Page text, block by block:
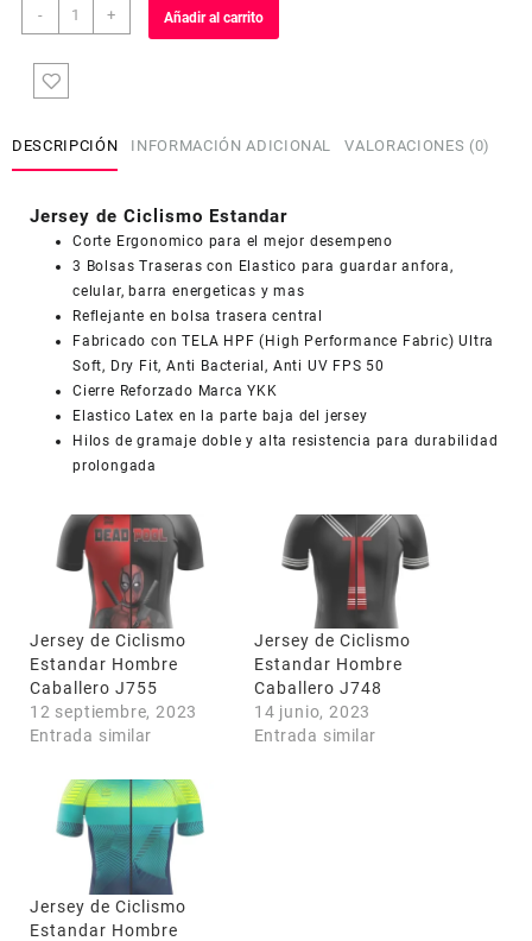
-
Jersey
de
Estandar
Caballero
+ Añadir al carrito
DESCRIPCIÓN INFORMACIÓN ADICIONAL VALORACIONES (0)
Jersey de Ciclismo Estandar
Corte Ergonomico para el mejor desempeno
3 Bolsas Traseras con Elastico para guardar anfora,
celular, barra energeticas y mas
Reflejante en bolsa trasera central
Fabricado con TELA HPF (High Performance Fabric) Ultra
Soft, Dry Fit, Anti Bacterial, Anti UV FPS 50
Cierre Reforzado Marca YKK
Elastico Latex en la parte baja del jersey
Hilos de gramaje doble y alta resistencia para durabilidad
prolongada
Jersey de Ciclismo
Estandar Hombre
Caballero J755
12 septiembre, 2023
Entrada similar
Jersey de Ciclismo
Estandar Hombre
Caballero J748
14 junio, 2023
Entrada similar
Jersey de Ciclismo
Estandar Hombre
COUPONX3446409309COPIAR CÓDIGO